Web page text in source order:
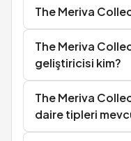
The Meriva
The Meriva
geliştiricisi kim?
The Meriva
daire tipleri